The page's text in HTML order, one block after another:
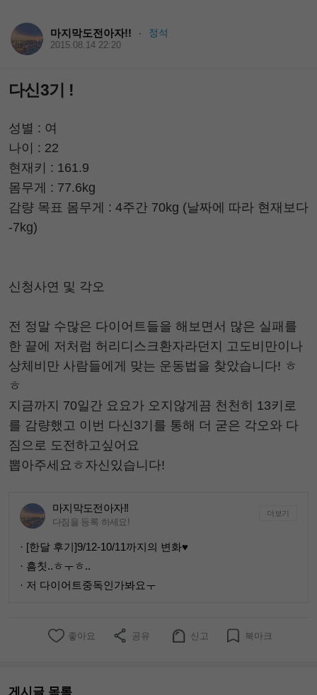
마지막도전아자!! · 정석
2015.08.14 22:20
다신3기 !
성별 : 여
나이 : 22
현재키 : 161.9
몸무게 : 77.6kg
감량 목표 몸무게 : 4주간 70kg (날짜에 따라 현재보다
-7kg)
신청사연 및 각오
전 정말 수많은 다이어트들을 해보면서 많은 실패를
한 끝에 저처럼 허리디스크환자라던지 고도비만이나
상체비만 사람들에게 맞는 운동법을 찾았습니다! ㅎ
ㅎ
지금까지 70일간 요요가 오지않게끔 천천히 13키로
를 감량했고 이번 다신3기를 통해 더 굳은 각오와 다
짐으로 도전하고싶어요
뽑아주세요ㅎ자신있습니다!
마지막도전아자!!
다짐을 등록 하세요!
더보기
· [한달 후기]9/12-10/11까지의 변화♥️
· 흠칫..ㅎㅜㅎ..
· 저 다이어트중독인가봐요ㅜ
좋아요 공유 신고 북마크
게시글 목록